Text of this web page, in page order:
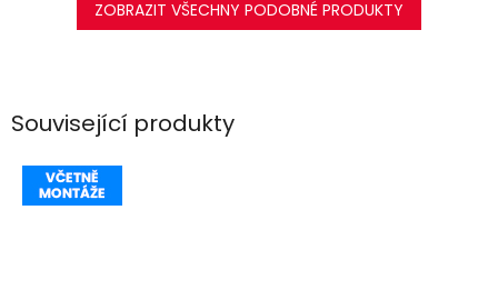
Související produkty
ZOBRAZIT VŠECHNY PODOBNÉ PRODUKTY